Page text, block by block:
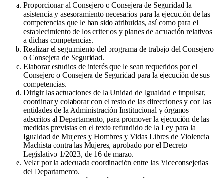
Proporcionar al Consejero o Consejera de Seguridad la
asistencia y asesoramiento necesarios para la ejecución de las
competencias que le han sido atribuidas, así como para el
establecimiento de los criterios y planes de actuación relativos
a dichas competencias.
Realizar el seguimiento del programa de trabajo del Consejero
o Consejera de Seguridad.
Elaborar estudios de interés que le sean requeridos por el
Consejero o Consejera de Seguridad para la ejecución de sus
competencias.
Dirigir las actuaciones de la Unidad de Igualdad e impulsar,
coordinar y colaborar con el resto de las direcciones y con las
entidades de la Administración Institucional y órganos
adscritos al Departamento, para promover la ejecución de las
medidas previstas en el texto refundido de la Ley para la
Igualdad de Mujeres y Hombres y Vidas Libres de Violencia
Machista contra las Mujeres, aprobado por el Decreto
Legislativo 1/2023, de 16 de marzo.
Velar por la adecuada coordinación entre las Viceconsejerías
del Departamento.